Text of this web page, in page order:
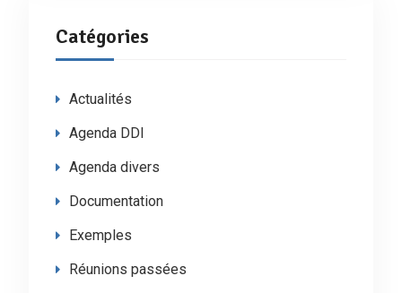
Catégories
Actualités
Agenda DDI
Agenda divers
Documentation
Exemples
Réunions passées